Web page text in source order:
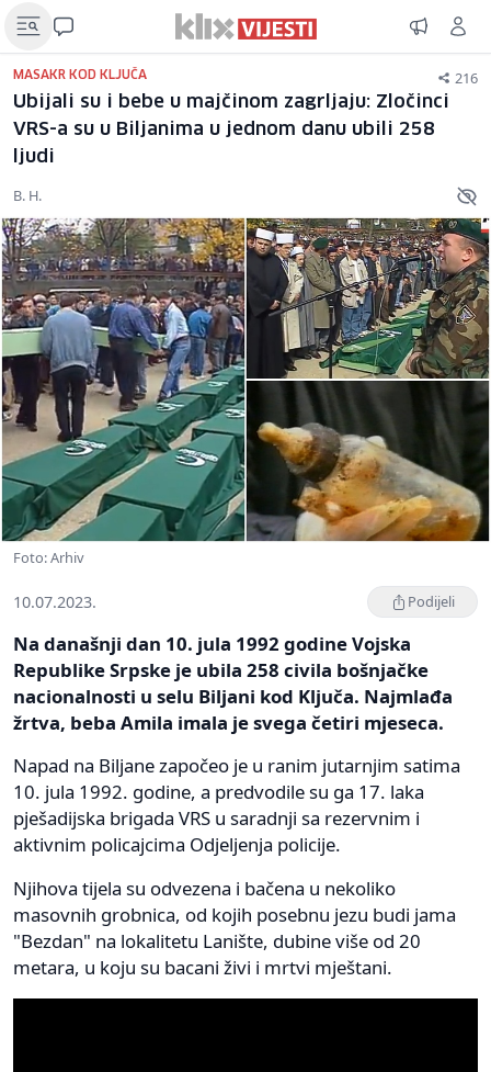
MASAKR KOD KLJUČA 216
Ubijali su i bebe u majčinom zagrljaju: Zločinci
VRS-a su u Biljanima u jednom danu ubili 258
ljudi
B. H.
Foto: Arhiv
10.07.2023. Podijeli
Na današnji dan 10. jula 1992 godine Vojska
Republike Srpske je ubila 258 civila bošnjačke
nacionalnosti u selu Biljani kod Ključa. Najmlađa
žrtva, beba Amila imala je svega četiri mjeseca.
Napad na Biljane započeo je u ranim jutarnjim satima
10. jula 1992. godine, a predvodile su ga 17. laka
pješadijska brigada VRS u saradnji sa rezervnim i
aktivnim policajcima Odjeljenja policije.
Njihova tijela su odvezena i bačena u nekoliko
masovnih grobnica, od kojih posebnu jezu budi jama
"Bezdan" na lokalitetu Lanište, dubine više od 20
metara, u koju su bacani živi i mrtvi mještani.